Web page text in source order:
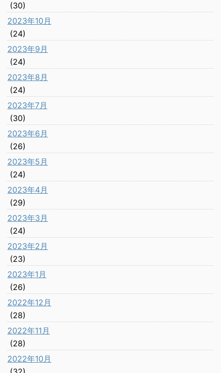
(30)
2023年10月
(24)
2023年9月
(24)
2023年8月
(24)
2023年7月
(30)
2023年6月
(26)
2023年5月
(24)
2023年4月
(29)
2023年3月
(24)
2023年2月
(23)
2023年1月
(26)
2022年12月
(28)
2022年11月
(28)
2022年10月